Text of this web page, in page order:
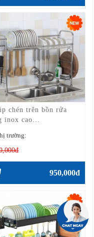
chén trên bồn rửa
inox cao...
trường:
950,000đ